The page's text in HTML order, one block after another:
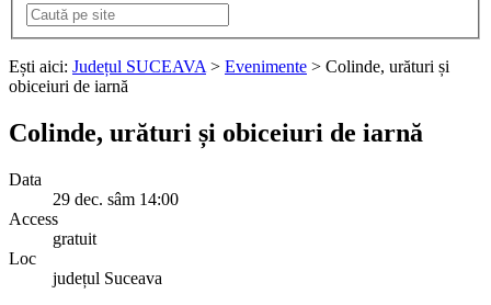
Ești aici: Județul SUCEAVA> Evenimente > Colinde, urături și
obiceiuri de iarnă
Colinde, urături și obiceiuri de iarnă
Data
29 dec. sâm 14:00
Access
gratuit
Loc
județul Suceava